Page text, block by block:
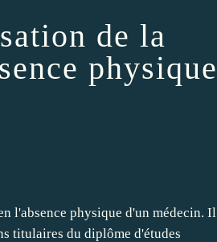
de la
physique
l'absence physique d'un médecin. Il
titulaires du diplôme d'études